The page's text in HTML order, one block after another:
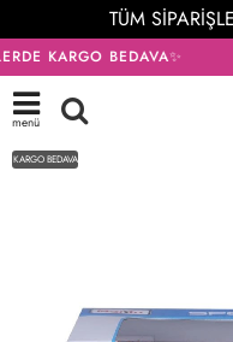
TÜM
KARGO BEDAVA✨
menü
KARGO BEDAVA